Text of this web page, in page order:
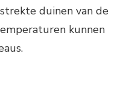
duinen van de
kunnen